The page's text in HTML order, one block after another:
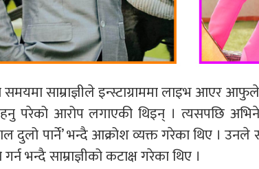
साम्राज्ञीले इन्स्टाग्राममा लाइभ आएर
परेको आरोप लगाएकी थिइन् । त्यसपछि
दुलो पार्ने’ भन्दै आक्रोश व्यक्त गरेका थिए ।
भन्दै साम्राज्ञीको कटाक्ष गरेका थिए ।